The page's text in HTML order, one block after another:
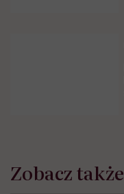
Zobacz także